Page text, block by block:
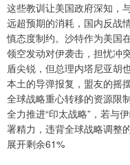
这些教训让美国政府深知，
远超预期的消耗，国内反战
慎态度制约。沙特作为美国
领空发动对伊袭击，担忧冲
盾尖锐，但总理内塔尼亚胡
本土的导弹报复，盟友的摇
全球战略重心转移的资源限
全力推进“印太战略”，若与
署精力，违背全球战略调整
展开剩余61%